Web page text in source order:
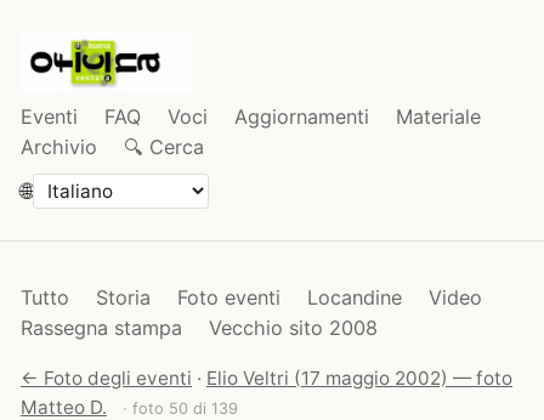
Eventi FAQ Voci Aggiornamenti
Materiale
Archivio
🔍 Cerca
🌐
Tutto Storia Foto eventi Locandine
Video
Rassegna stampa
Vecchio sito 2008
← Foto degli eventi · Elio Veltri (17 maggio 2002) — foto
Matteo D.
· foto 50 di 139